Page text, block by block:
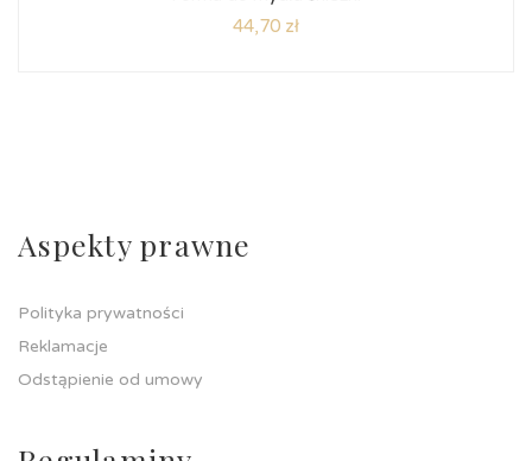
44,70 zł
Aspekty prawne
Polityka prywatności
Reklamacje
Odstąpienie od umowy